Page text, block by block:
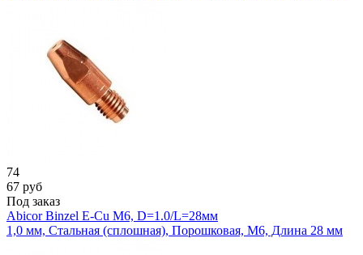
74
67 руб
Под заказ
Abicor Binzel E-Cu M6, D=1.0/L=28мм
1,0 мм, Стальная (сплошная), Порошковая, М6, Длина 28 мм